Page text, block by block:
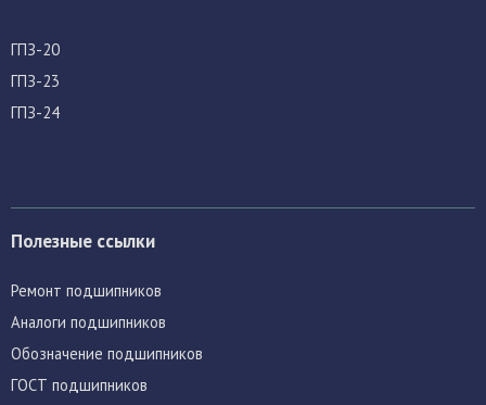
ГПЗ-20
ГПЗ-23
ГПЗ-24
Полезные ссылки
Ремонт подшипников
Аналоги подшипников
Обозначение подшипников
ГОСТ подшипников